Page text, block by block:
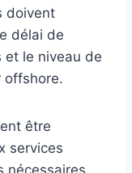
doivent
délai de
et le niveau de
offshore.
être
services
nécessaires